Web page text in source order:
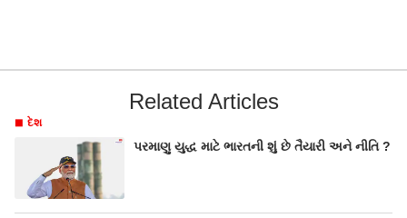
Related Articles
દેશ
પરમાણુ યુદ્ધ માટે ભારતની શું છે તૈયારી અને નીતિ ?